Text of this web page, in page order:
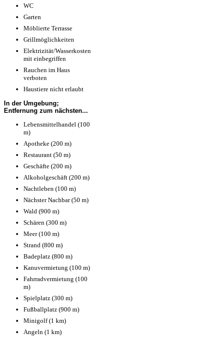
WC
Garten
Möblierte Terrasse
Grillmöglichkeiten
Elektrizität/Wasserkosten
mit einbegriffen
Rauchen im Haus
verboten
Haustiere nicht erlaubt
In der Umgebung;
Entfernung zum nächsten...
Lebensmittelhandel (100
m)
Apotheke (200 m)
Restaurant (50 m)
Geschäfte (200 m)
Alkoholgeschäft (200 m)
Nachtleben (100 m)
Nächster Nachbar (50 m)
Wald (900 m)
Schären (300 m)
Meer (100 m)
Strand (800 m)
Badeplatz (800 m)
Kanuvermietung (100 m)
Fahrradvermietung (100
m)
Spielplatz (300 m)
Fußballplatz (900 m)
Minigolf (1 km)
Angeln (1 km)